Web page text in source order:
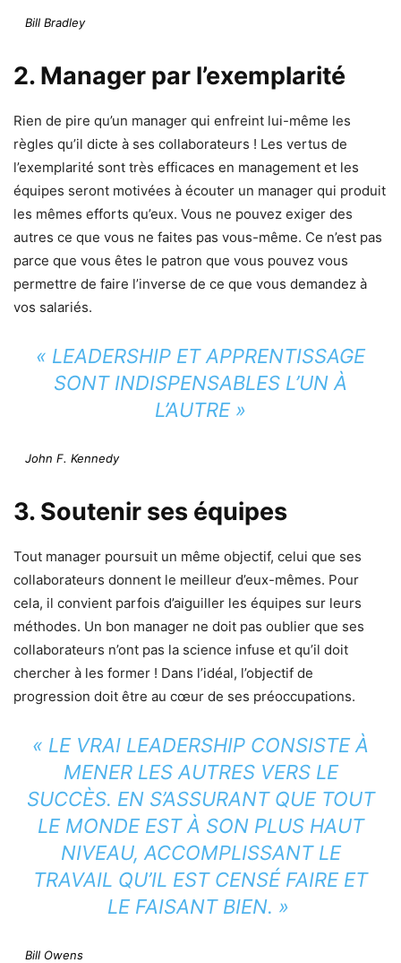
Bill Bradley
2. Manager par l’exemplarité
Rien de pire qu’un manager qui enfreint lui-même les
règles qu’il dicte à ses collaborateurs ! Les vertus de
l’exemplarité sont très efficaces en management et les
équipes seront motivées à écouter un manager qui produit
les mêmes efforts qu’eux. Vous ne pouvez exiger des
autres ce que vous ne faites pas vous-même. Ce n’est pas
parce que vous êtes le patron que vous pouvez vous
permettre de faire l’inverse de ce que vous demandez à
vos salariés.
« LEADERSHIP ET APPRENTISSAGE
SONT INDISPENSABLES L’UN À
L’AUTRE »
John F. Kennedy
3. Soutenir ses équipes
Tout manager poursuit un même objectif, celui que ses
collaborateurs donnent le meilleur d’eux-mêmes. Pour
cela, il convient parfois d’aiguiller les équipes sur leurs
méthodes. Un bon manager ne doit pas oublier que ses
collaborateurs n’ont pas la science infuse et qu’il doit
chercher à les former ! Dans l’idéal, l’objectif de
progression doit être au cœur de ses préoccupations.
« LE VRAI LEADERSHIP CONSISTE À
MENER LES AUTRES VERS LE
SUCCÈS. EN S’ASSURANT QUE TOUT
LE MONDE EST À SON PLUS HAUT
NIVEAU, ACCOMPLISSANT LE
TRAVAIL QU’IL EST CENSÉ FAIRE ET
LE FAISANT BIEN. »
Bill Owens